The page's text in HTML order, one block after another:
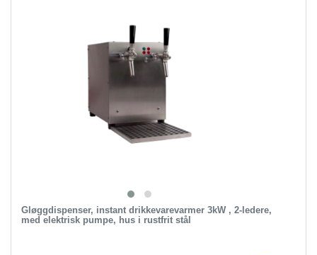
Gløggdispenser, instant drikkevarevarmer 3kW , 2-ledere,
med elektrisk pumpe, hus i rustfrit stål